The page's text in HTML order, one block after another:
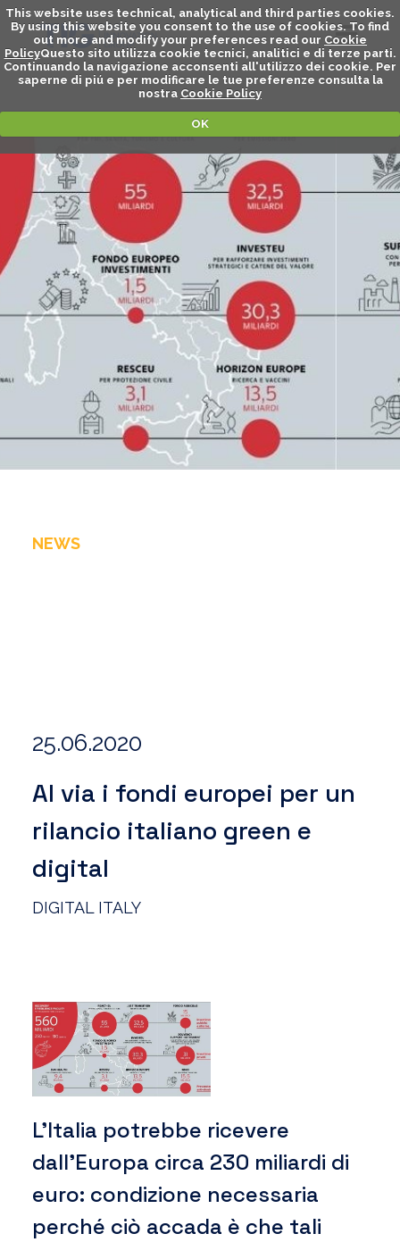
This website uses technical, analytical and third parties cookies.
By using this website you consent to the use of cookies. To find
out more and modify your preferences read our Cookie
PolicyQuesto sito utilizza cookie tecnici, analitici e di terze parti.
Continuando la navigazione acconsenti all'utilizzo dei cookie. Per
saperne di piú e per modificare le tue preferenze consulta la
nostra Cookie Policy
OK
NEWS
25.06.2020
Al via i fondi europei per un
rilancio italiano green e
digital
DIGITAL ITALY
L’Italia potrebbe ricevere
dall’Europa circa 230 miliardi di
euro: condizione necessaria
perché ciò accada è che tali